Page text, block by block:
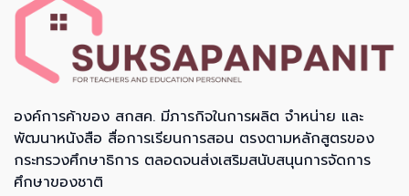
องค์การค้าของ สกสค. มีภารกิจในการผลิต จำหน่าย และ
พัฒนาหนังสือ สื่อการเรียนการสอน ตรงตามหลักสูตรของ
กระทรวงศึกษาธิการ ตลอดจนส่งเสริมสนับสนุนการจัดการ
ศึกษาของชาติ